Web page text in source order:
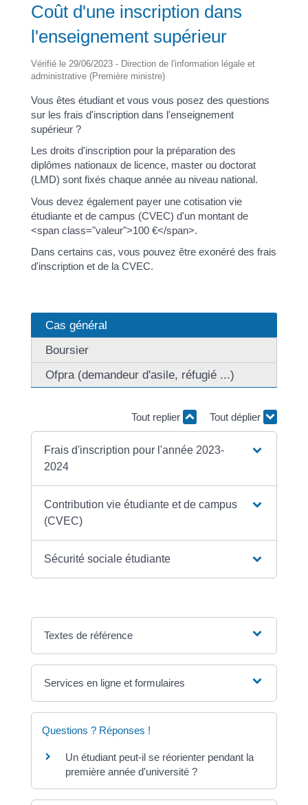
Coût d'une inscription dans
l'enseignement supérieur
Vérifié le 29/06/2023 - Direction de l'information légale et
administrative (Première ministre)
Vous êtes étudiant et vous vous posez des questions
sur les frais d'inscription dans l'enseignement
supérieur ?
Les droits d'inscription pour la préparation des
diplômes nationaux de licence, master ou doctorat
(LMD) sont fixés chaque année au niveau national.
Vous devez également payer une cotisation vie
étudiante et de campus (CVEC) d'un montant de
<span class="valeur">100 €</span>.
Dans certains cas, vous pouvez être exonéré des frais
d'inscription et de la CVEC.
Cas général
Boursier
Ofpra (demandeur d'asile, réfugié ...)
Tout replier Tout déplier
Frais d'inscription pour l'année 2023-
2024
Contribution vie étudiante et de campus
(CVEC)
Sécurité sociale étudiante
Textes de référence
Services en ligne et formulaires
Questions ? Réponses !
Un étudiant peut-il se réorienter pendant la
première année d'université ?